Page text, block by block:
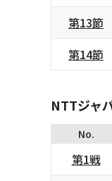
第13節
第14節
NTTジャ
No.
第1戦